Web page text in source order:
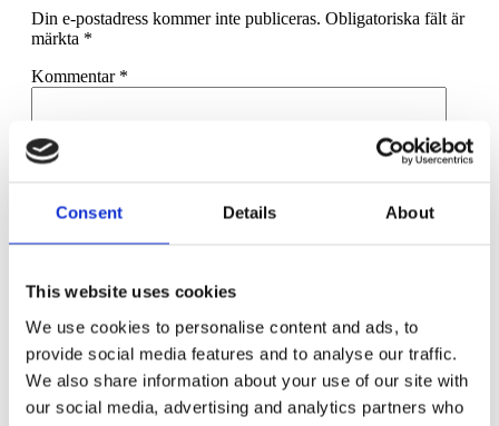
Consent Details About
This website uses cookies
We use cookies to personalise content and ads, to
provide social media features and to analyse our traffic.
We also share information about your use of our site with
our social media, advertising and analytics partners who
Din e-postadress kommer inte publiceras. Obligatoriska fält är
märkta *
Kommentar *
E-postadress*
Spara mitt namn, min e-postadress och webbplats i denna
webbläsare till nästa gång jag skriver en kommentar.